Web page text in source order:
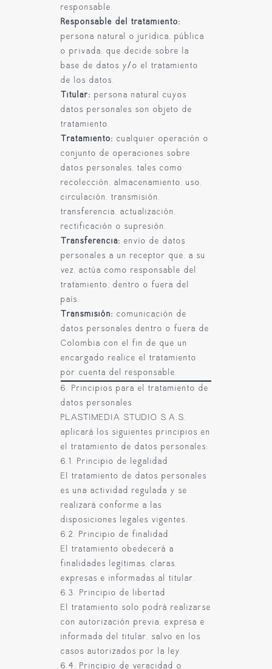
responsable.
Responsable del tratamiento:
persona natural o jurídica, pública
o privada, que decide sobre la
base de datos y/o el tratamiento
de los datos.
Titular: persona natural cuyos
datos personales son objeto de
tratamiento.
Tratamiento: cualquier operación o
conjunto de operaciones sobre
datos personales, tales como
recolección, almacenamiento, uso,
circulación, transmisión,
transferencia, actualización,
rectificación o supresión.
Transferencia: envío de datos
personales a un receptor que, a su
vez, actúa como responsable del
tratamiento, dentro o fuera del
país.
Transmisión: comunicación de
datos personales dentro o fuera de
Colombia con el fin de que un
encargado realice el tratamiento
por cuenta del responsable.
6. Principios para el tratamiento de
datos personales
PLASTIMEDIA STUDIO S.A.S.
aplicará los siguientes principios en
el tratamiento de datos personales:
6.1. Principio de legalidad
El tratamiento de datos personales
es una actividad regulada y se
realizará conforme a las
disposiciones legales vigentes.
6.2. Principio de finalidad
El tratamiento obedecerá a
finalidades legítimas, claras,
expresas e informadas al titular.
6.3. Principio de libertad
El tratamiento solo podrá realizarse
con autorización previa, expresa e
informada del titular, salvo en los
casos autorizados por la ley.
6.4. Principio de veracidad o